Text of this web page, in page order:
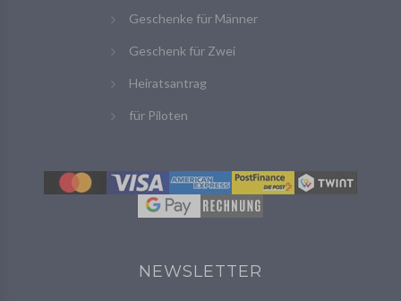
Geschenke für Männer
Geschenk für Zwei
Heiratsantrag
für Piloten
NEWSLETTER